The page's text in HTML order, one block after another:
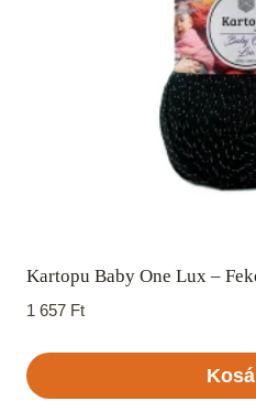
Kartopu Baby One Lux –
1 657 Ft